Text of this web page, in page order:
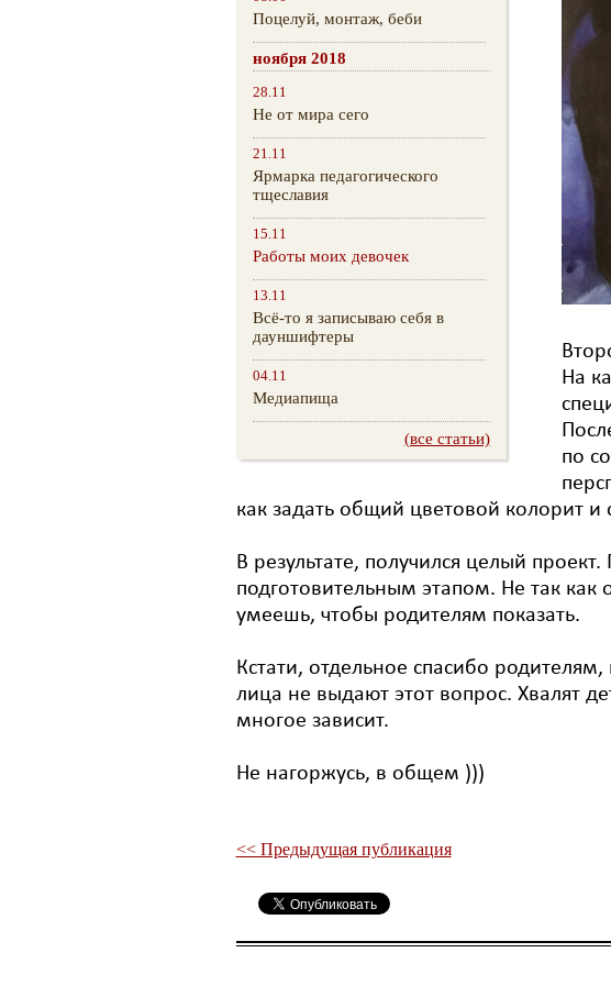
(все статьи)
Поцелуй, монтаж, беби
ноября 2018
28.11
Не от мира сего
21.11
Ярмарка педагогического
тщеславия
15.11
Работы моих девочек
13.11
Всё-то я записываю себя в
дауншифтеры
04.11
Медиапища
На
по
как задать общий цветовой колорит и
В результате, получился целый
подготовительным этапом. Не так как
умеешь, чтобы родителям показать.
Кстати, отдельное спасибо
лица не выдают этот вопрос. Хвалят
многое зависит.
Не нагоржусь, в общем )))
<< Предыдущая публикация